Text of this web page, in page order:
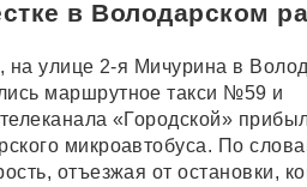
в Володарском
улице 2-я Мичурина в
маршрутное такси №59 и
«Городской»
микроавтобуса. По
отъезжая от остановки,